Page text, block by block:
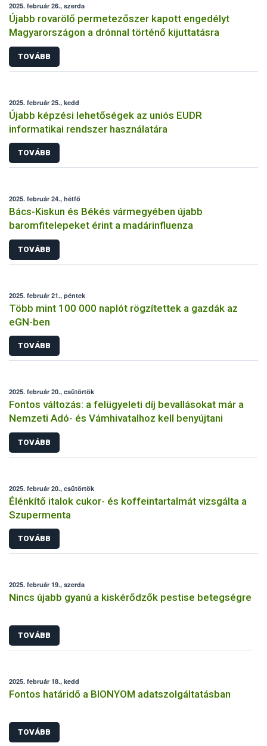
2025. február 26., szerda
Újabb rovarölő permetezőszer kapott engedélyt
Magyarországon a drónnal történő kijuttatásra
TOVÁBB
2025. február 25., kedd
Újabb képzési lehetőségek az uniós EUDR
informatikai rendszer használatára
TOVÁBB
2025. február 24., hétfő
Bács-Kiskun és Békés vármegyében újabb
baromfitelepeket érint a madárinfluenza
TOVÁBB
2025. február 21., péntek
Több mint 100 000 naplót rögzítettek a gazdák az
eGN-ben
TOVÁBB
2025. február 20., csütörtök
Fontos változás: a felügyeleti díj bevallásokat már a
Nemzeti Adó- és Vámhivatalhoz kell benyújtani
TOVÁBB
2025. február 20., csütörtök
Élénkítő italok cukor- és koffeintartalmát vizsgálta a
Szupermenta
TOVÁBB
2025. február 19., szerda
Nincs újabb gyanú a kiskérődzők pestise betegségre
TOVÁBB
2025. február 18., kedd
Fontos határidő a BIONYOM adatszolgáltatásban
TOVÁBB